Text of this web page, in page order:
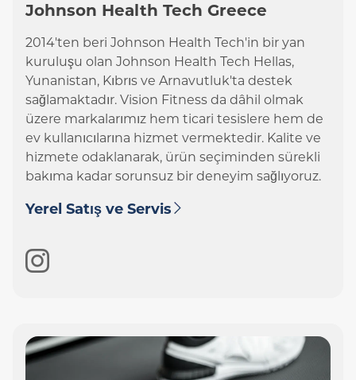
Johnson Health Tech Greece
2014'ten beri Johnson Health Tech'in bir yan
kuruluşu olan Johnson Health Tech Hellas,
Yunanistan, Kıbrıs ve Arnavutluk'ta destek
sağlamaktadır. Vision Fitness da dâhil olmak
üzere markalarımız hem ticari tesislere hem de
ev kullanıcılarına hizmet vermektedir. Kalite ve
hizmete odaklanarak, ürün seçiminden sürekli
bakıma kadar sorunsuz bir deneyim sağlıyoruz.
Yerel Satış ve Servis